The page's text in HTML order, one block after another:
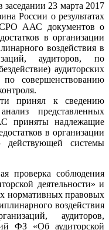
заседании 23 марта 2017
России о результатах
СРО ААС документов о
в организации
воздействия в
аудиторов, по
аудиторских
совершенствованию
принял к сведению
представленных
приняты надлежащие
в организации
системы
проверка соблюдения
деятельности» и
нормативных правовых
воздействия
аудиторов,
ФЗ «Об аудиторской